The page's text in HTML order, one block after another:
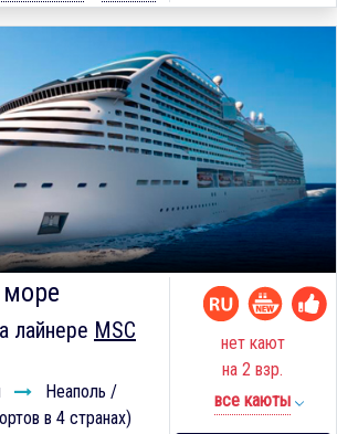
лайнере MSC
Неаполь /
в 4 странах)
нет кают
на 2 взр.
все каюты